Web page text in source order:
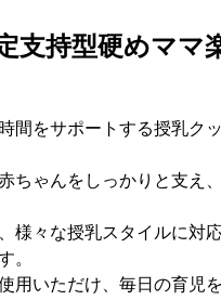
支持型硬めママ
間をサポートする授乳ク
ちゃんをしっかりと支え
様々な授乳スタイルに対
。
用いただけ、毎日の育児